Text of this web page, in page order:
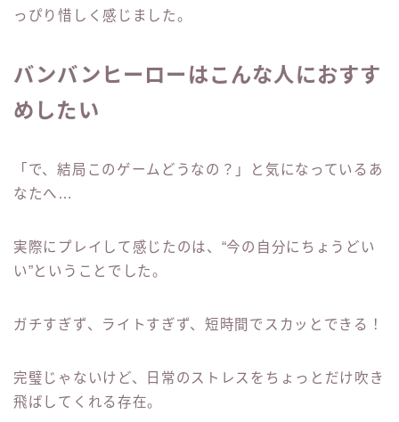
っぴり惜しく感じました。
バンバンヒーローはこんな人におすす
めしたい
「で、結局このゲームどうなの？」と気になっているあ
なたへ…
実際にプレイして感じたのは、“今の自分にちょうどい
い”ということでした。
ガチすぎず、ライトすぎず、短時間でスカッとできる！
完璧じゃないけど、日常のストレスをちょっとだけ吹き
飛ばしてくれる存在。